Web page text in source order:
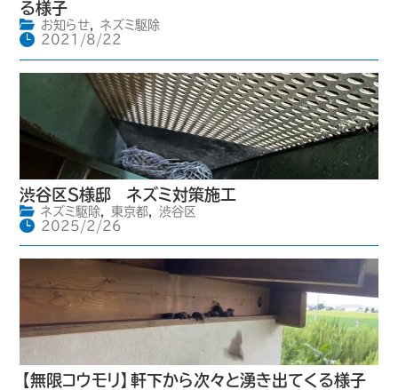
る様子
お知らせ,
ネズミ駆除
2021/8/22
渋谷区S様邸 ネズミ対策施工
ネズミ駆除, 東京都,
渋谷区
2025/2/26
【無限コウモリ】軒下から次々と湧き出てくる様子